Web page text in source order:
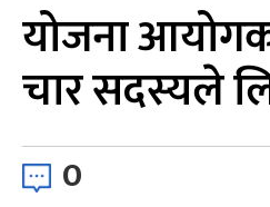
योजना
चार सदस्यले
0